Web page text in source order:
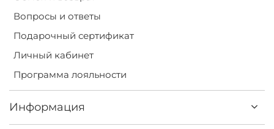
Вопросы и ответы
Подарочный сертификат
Личный кабинет
Программа лояльности
Информация